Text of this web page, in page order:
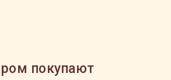
покупают